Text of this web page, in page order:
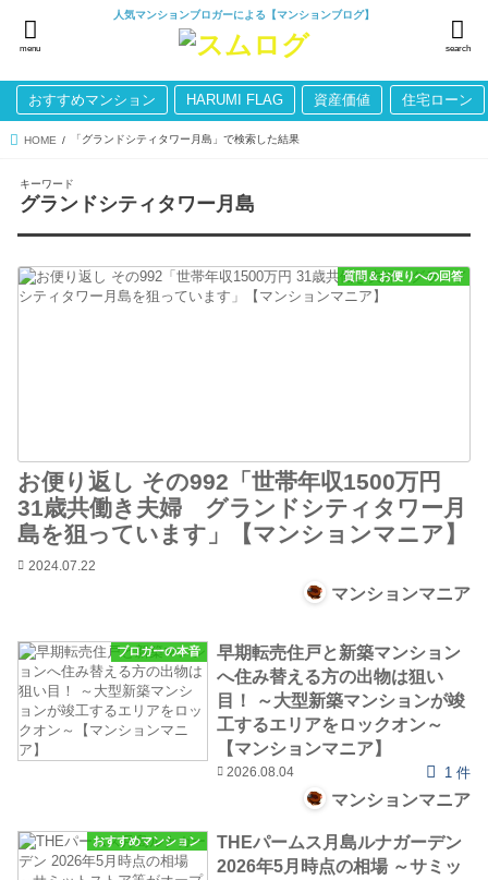
人気マンションブロガーによる【マンションブログ】
search
menu
おすすめマンション HARUMI FLAG 資産価値 住宅ローン
HOME 「グランドシティタワー月島」で検索した結果
キーワード
グランドシティタワー月島
質問＆お便りへの回答
お便り返し その992「世帯年収1500万円
31歳共働き夫婦 グランドシティタワー月
島を狙っています」【マンションマニア】
2024.07.22
マンションマニア
ブロガーの本音
早期転売住戸と新築マンション
へ住み替える方の出物は狙い
目！ ～大型新築マンションが竣
工するエリアをロックオン～
【マンションマニア】
2026.08.04 1 件
マンションマニア
おすすめマンション
THEパームス月島ルナガーデン
2026年5月時点の相場 ～サミッ